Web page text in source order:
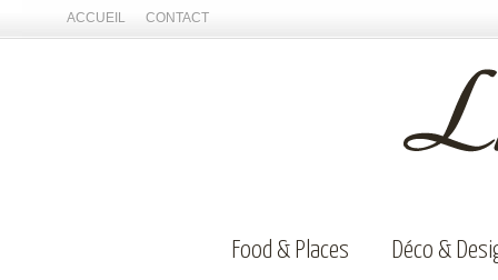
ACCUEIL CONTACT
Food & Places Déco &